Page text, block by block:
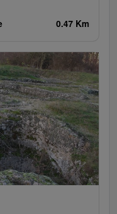
0.47 Km